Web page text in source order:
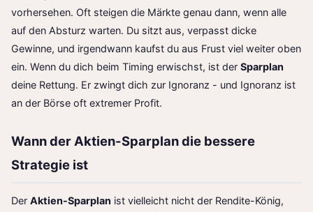
vorhersehen. Oft steigen die Märkte genau dann, wenn alle
auf den Absturz warten. Du sitzt aus, verpasst dicke
Gewinne, und irgendwann kaufst du aus Frust viel weiter oben
ein. Wenn du dich beim Timing erwischst, ist der Sparplan
deine Rettung. Er zwingt dich zur Ignoranz - und Ignoranz ist
an der Börse oft extremer Profit.
Wann der Aktien-Sparplan die bessere
Strategie ist
Der Aktien-Sparplan ist vielleicht nicht der Rendite-König,